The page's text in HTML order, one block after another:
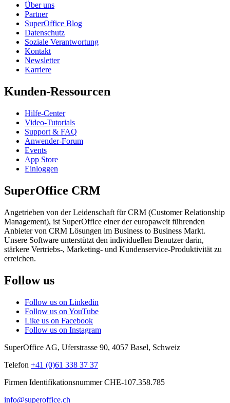
Über uns
Partner
SuperOffice Blog
Datenschutz
Soziale Verantwortung
Kontakt
Newsletter
Karriere
Kunden-Ressourcen
Hilfe-Center
Video-Tutorials
Support & FAQ
Anwender-Forum
Events
App Store
Einloggen
SuperOffice CRM
Angetrieben von der Leidenschaft für CRM (Customer Relationship
Management), ist SuperOffice einer der europaweit führenden
Anbieter von CRM Lösungen im Business to Business Markt.
Unsere Software unterstützt den individuellen Benutzer darin,
stärkere Vertriebs-, Marketing- und Kundenservice-Produktivität zu
erreichen.
Follow us
Follow us on Linkedin
Follow us on YouTube
Like us on Facebook
Follow us on Instagram
SuperOffice AG, Uferstrasse 90, 4057 Basel, Schweiz
Telefon +41 (0)61 338 37 37
Firmen Identifikationsnummer CHE-107.358.785
info@superoffice.ch